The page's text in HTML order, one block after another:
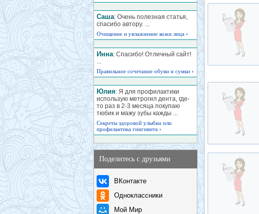
Саша: Очень полезная статья,
спасибо автору. ...
Очищение и увлажнение кожи лица ›
Инна: Спасибо! Отличный сайт!
...
Правильное сочетание обуви и сумки ›
Юлия: Я для профилактики
использую метрогил дента, где-
то раз в 2-3 месяца покупаю
тюбик и мажу зубы кажды ...
Секреты здоровой улыбки или
профилактика гингивита ›
Поделитесь с друзьями
ВКонтакте
Одноклассники
Мой Мир